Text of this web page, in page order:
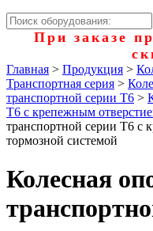
При заказе
Главная > Продукция >
Транспортная серия >
транспортной серии Т6 >
Т6 с крепежным
транспортной серии Т6 с
тормозной системой
Колесная